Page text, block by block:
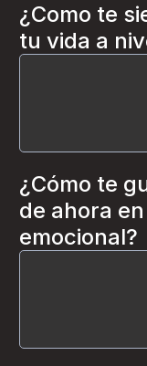
¿Como te
tu vida a
¿Cómo te
de ahora
emocional?